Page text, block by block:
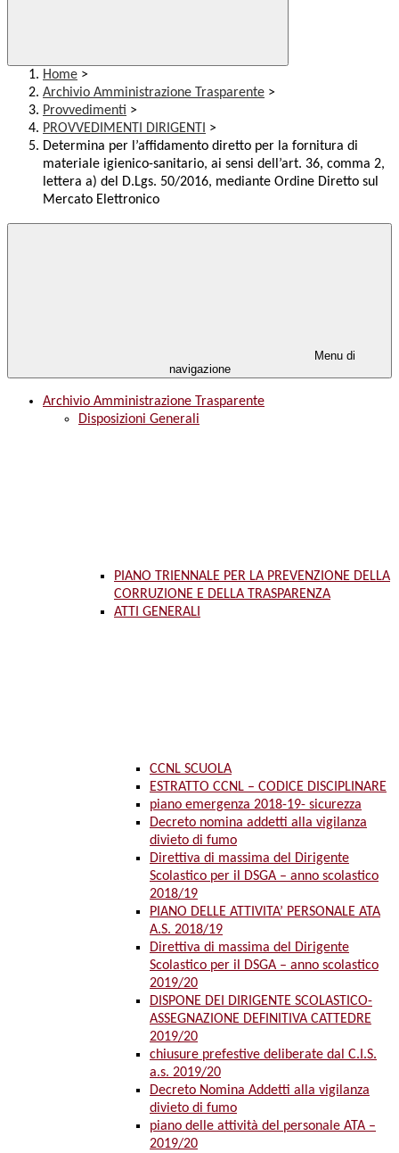
Home >
Archivio Amministrazione Trasparente >
Provvedimenti >
PROVVEDIMENTI DIRIGENTI >
Determina per l’affidamento diretto per la fornitura di
materiale igienico-sanitario, ai sensi dell’art. 36, comma 2,
lettera a) del D.Lgs. 50/2016, mediante Ordine Diretto sul
Mercato Elettronico
Menu di
navigazione
Archivio Amministrazione Trasparente
Disposizioni Generali
PIANO TRIENNALE PER LA PREVENZIONE DELLA
CORRUZIONE E DELLA TRASPARENZA
ATTI GENERALI
CCNL SCUOLA
ESTRATTO CCNL – CODICE DISCIPLINARE
piano emergenza 2018-19- sicurezza
Decreto nomina addetti alla vigilanza
divieto di fumo
Direttiva di massima del Dirigente
Scolastico per il DSGA – anno scolastico
2018/19
PIANO DELLE ATTIVITA’ PERSONALE ATA
A.S. 2018/19
Direttiva di massima del Dirigente
Scolastico per il DSGA – anno scolastico
2019/20
DISPONE DEI DIRIGENTE SCOLASTICO-
ASSEGNAZIONE DEFINITIVA CATTEDRE
2019/20
chiusure prefestive deliberate dal C.I.S.
a.s. 2019/20
Decreto Nomina Addetti alla vigilanza
divieto di fumo
piano delle attività del personale ATA –
2019/20